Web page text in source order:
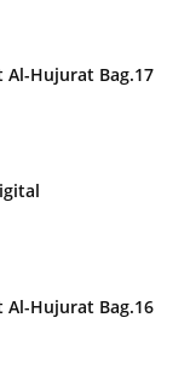
Al-Hujurat Bag.17
Al-Hujurat Bag.16